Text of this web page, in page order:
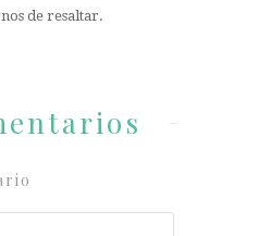
de resaltar.